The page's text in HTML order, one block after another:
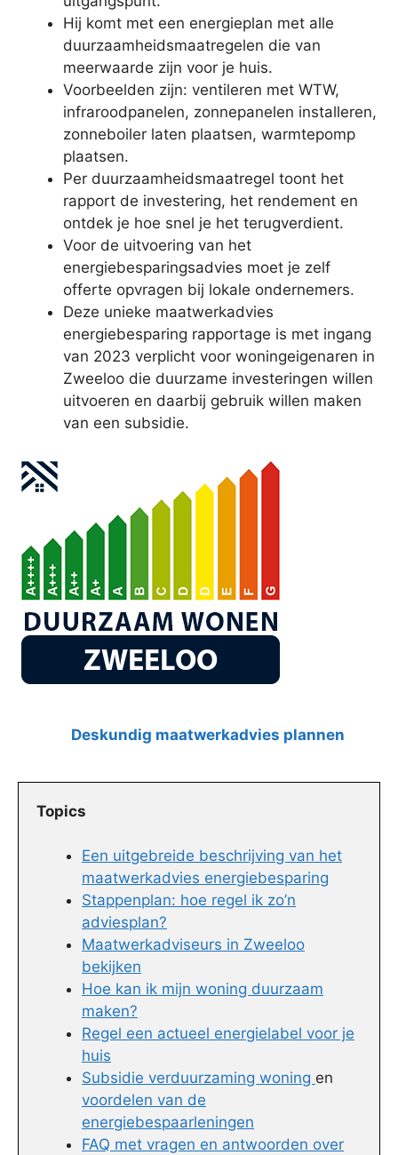
Hij komt met een energieplan met alle
duurzaamheidsmaatregelen die van
meerwaarde zijn voor je huis.
Voorbeelden zijn: ventileren met WTW,
infraroodpanelen, zonnepanelen installeren,
zonneboiler laten plaatsen, warmtepomp
plaatsen.
Per duurzaamheidsmaatregel toont het
rapport de investering, het rendement en
ontdek je hoe snel je het terugverdient.
Voor de uitvoering van het
energiebesparingsadvies moet je zelf
offerte opvragen bij lokale ondernemers.
Deze unieke maatwerkadvies
energiebesparing rapportage is met ingang
van 2023 verplicht voor woningeigenaren in
Zweeloo die duurzame investeringen willen
uitvoeren en daarbij gebruik willen maken
van een subsidie.
Deskundig maatwerkadvies plannen
Topics
Een uitgebreide beschrijving van het
maatwerkadvies energiebesparing
Stappenplan: hoe regel ik zo’n
adviesplan?
Maatwerkadviseurs in Zweeloo
bekijken
Hoe kan ik mijn woning duurzaam
maken?
Regel een actueel energielabel voor je
huis
Subsidie verduurzaming woning en
voordelen van de
energiebespaarleningen
FAQ met vragen en antwoorden over